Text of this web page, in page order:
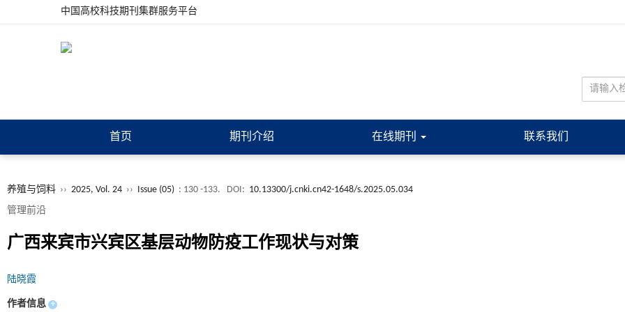
中国高校科技期刊集群服务平台
首页 期刊介绍 在线期刊 联系我们
养殖与饲料 ›› 2025, Vol. 24 ›› Issue (05) : 130 -133. DOI: 10.13300/j.cnki.cn42-1648/s.2025.05.034
管理前沿
广西来宾市兴宾区基层动物防疫工作现状与对策
陆晓霞
作者信息 +